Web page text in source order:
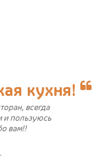
кухня!
всегда
и пользуюсь
вам!!